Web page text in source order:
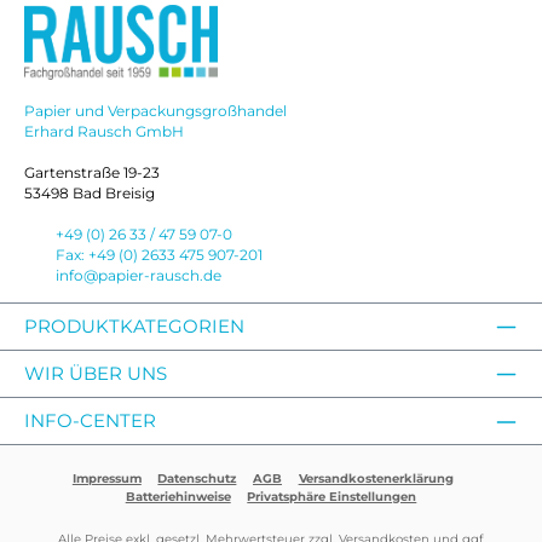
Papier und Verpackungsgroßhandel
Erhard Rausch GmbH
Gartenstraße 19-23
53498 Bad Breisig
+49 (0) 26 33 / 47 59 07-0
Fax: +49 (0) 2633 475 907-201
info@papier-rausch.de
PRODUKTKATEGORIEN
WIR ÜBER UNS
INFO-CENTER
Impressum Datenschutz AGB
Versandkostenerklärung
Batteriehinweise
Privatsphäre Einstellungen